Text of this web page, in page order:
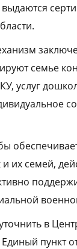
семье
услуг
их семей,
в
пункт